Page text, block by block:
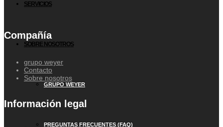
SERVICIOS
SOBRE NOSOTROS
GRUPO WEYER
PREGUNTAS FRECUENTES (FAQ)
Compañía
grupo weyer
Contacto
Sobre nosotros
Información legal